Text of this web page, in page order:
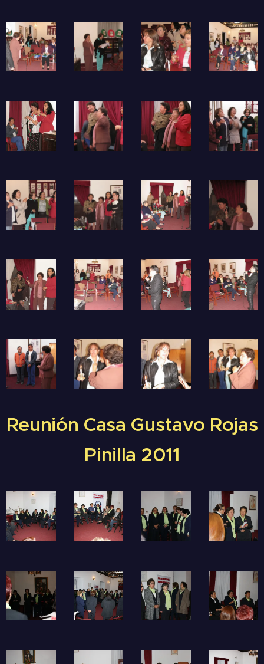
Reunión Casa Gustavo Rojas
Pinilla 2011